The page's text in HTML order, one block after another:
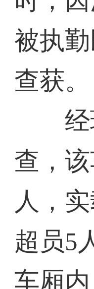
被执
查获。
经
查，
人，实
超员5
车厢